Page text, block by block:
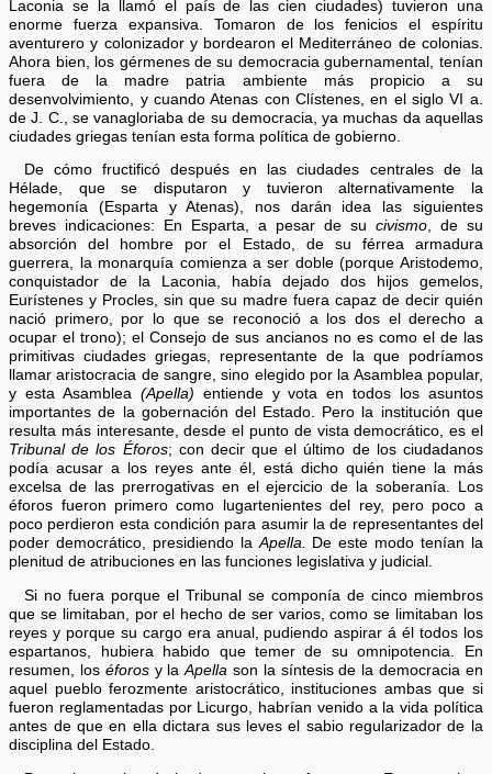
Laconia se la llamó el país de las cien ciudades) tuvieron una
enorme fuerza expansiva. Tomaron de los fenicios el espíritu
aventurero y colonizador y bordearon el Mediterráneo de colonias.
Ahora bien, los gérmenes de su democracia gubernamental, tenían
fuera de la madre patria ambiente más propicio a su
desenvolvimiento, y cuando Atenas con Clístenes, en el siglo VI a.
de J. C., se vanagloriaba de su democracia, ya muchas da aquellas
ciudades griegas tenían esta forma política de gobierno.
De cómo fructificó después en las ciudades centrales de la
Hélade, que se disputaron y tuvieron alternativamente la
hegemonía (Esparta y Atenas), nos darán idea las siguientes
breves indicaciones: En Esparta, a pesar de su civismo, de su
absorción del hombre por el Estado, de su férrea armadura
guerrera, la monarquía comienza a ser doble (porque Aristodemo,
conquistador de la Laconia, había dejado dos hijos gemelos,
Eurístenes y Procles, sin que su madre fuera capaz de decir quién
nació primero, por lo que se reconoció a los dos el derecho a
ocupar el trono); el Consejo de sus ancianos no es como el de las
primitivas ciudades griegas, representante de la que podríamos
llamar aristocracia de sangre, sino elegido por la Asamblea popular,
y esta Asamblea (Apella) entiende y vota en todos los asuntos
importantes de la gobernación del Estado. Pero la institución que
resulta más interesante, desde el punto de vista democrático, es el
Tribunal de los Éforos; con decir que el último de los ciudadanos
podía acusar a los reyes ante él, está dicho quién tiene la más
excelsa de las prerrogativas en el ejercicio de la soberanía. Los
éforos fueron primero como lugartenientes del rey, pero poco a
poco perdieron esta condición para asumir la de representantes del
poder democrático, presidiendo laApella. De este modo tenían la
plenitud de atribuciones en las funciones legislativa y judicial.
Si no fuera porque el Tribunal se componía de cinco miembros
que se limitaban, por el hecho de ser varios, como se limitaban los
reyes y porque su cargo era anual, pudiendo aspirar á él todos los
espartanos, hubiera habido que temer de su omnipotencia. En
resumen, los éforosy laApella son la síntesis de la democracia en
aquel pueblo ferozmente aristocrático, instituciones ambas que si
fueron reglamentadas por Licurgo, habrían venido a la vida política
antes de que en ella dictara sus leves el sabio regularizador de la
disciplina del Estado.